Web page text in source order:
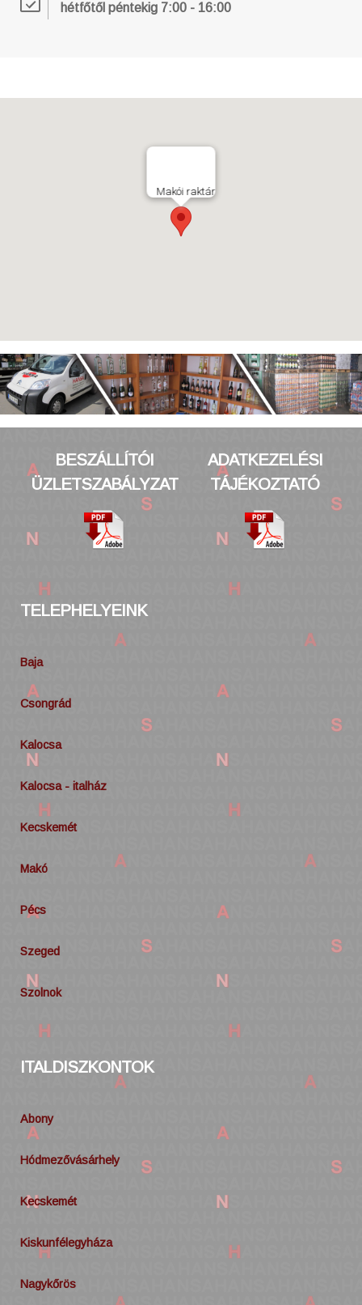
hétfőtől péntekig 7:00 - 16:00
Makói raktár
BESZÁLLÍTÓI
ÜZLETSZABÁLYZAT
ADATKEZELÉSI
TÁJÉKOZTATÓ
TELEPHELYEINK
Baja
Csongrád
Kalocsa
Kalocsa - italház
Kecskemét
Makó
Pécs
Szeged
Szolnok
ITALDISZKONTOK
Abony
Hódmezővásárhely
Kecskemét
Kiskunfélegyháza
Nagykőrös